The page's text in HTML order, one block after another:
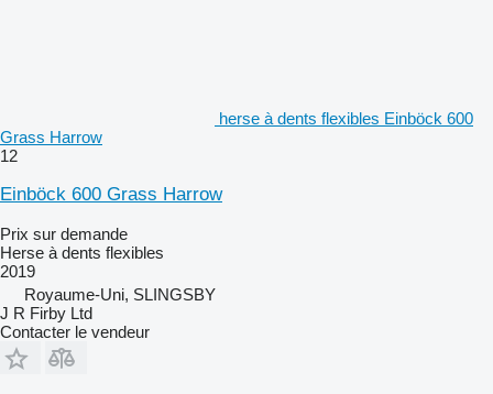
herse à dents flexibles Einböck 600
Grass Harrow
12
Einböck 600 Grass Harrow
Prix sur demande
Herse à dents flexibles
2019
Royaume-Uni, SLINGSBY
J R Firby Ltd
Contacter le vendeur